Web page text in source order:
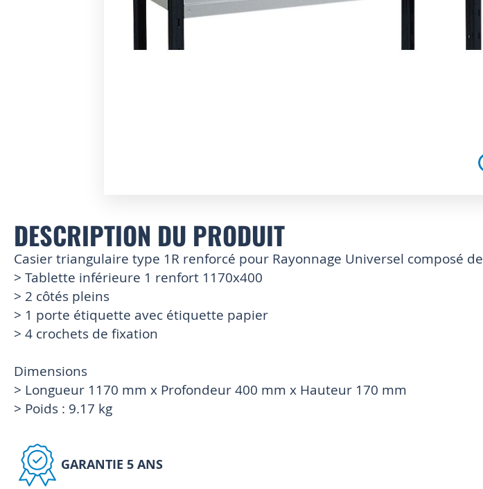
the
beginning
of
images
gallery
DESCRIPTION DU PRODUIT
Casier triangulaire type 1R renforcé pour Rayonnage Universel composé de
> Tablette inférieure 1 renfort 1170x400
> 2 côtés pleins
> 1 porte étiquette avec étiquette papier
> 4 crochets de fixation
Dimensions
> Longueur 1170 mm x Profondeur 400 mm x Hauteur 170 mm
> Poids : 9.17 kg
GARANTIE 5 ANS